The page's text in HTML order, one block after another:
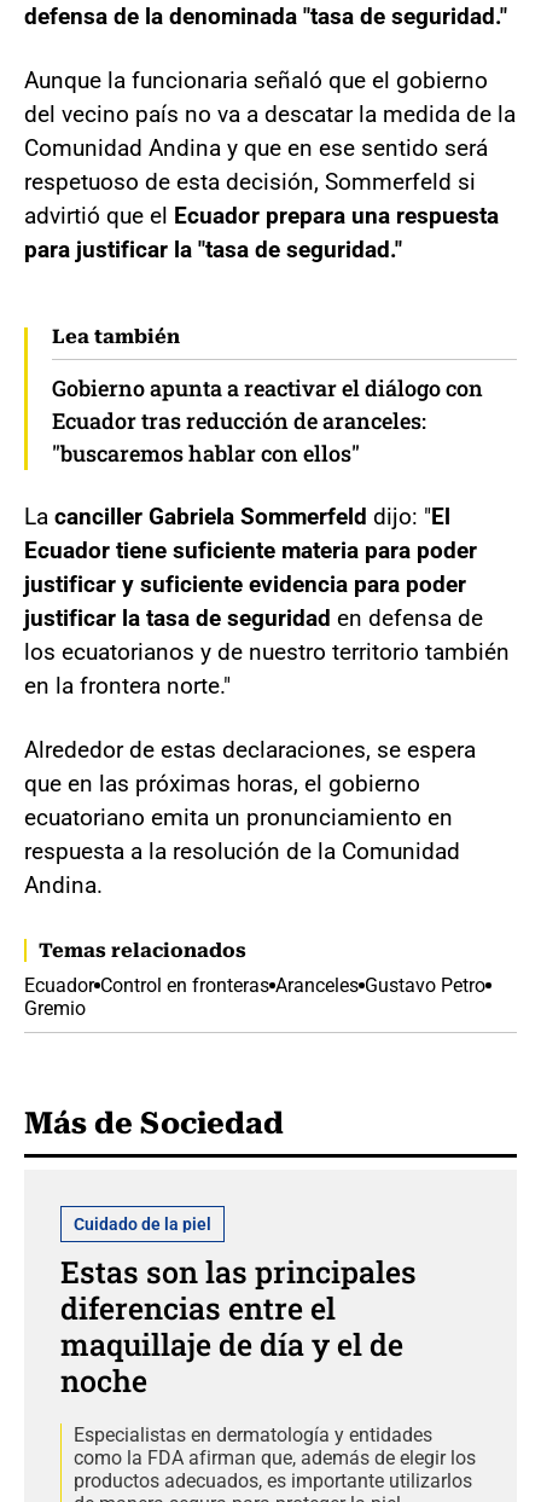
defensa de la denominada "tasa de seguridad."
Aunque la funcionaria señaló que el gobierno
del vecino país no va a descatar la medida de la
Comunidad Andina y que en ese sentido será
respetuoso de esta decisión, Sommerfeld si
advirtió que el Ecuador prepara una respuesta
para justificar la "tasa de seguridad."
Lea también
Gobierno apunta a reactivar el diálogo con
Ecuador tras reducción de aranceles:
"buscaremos hablar con ellos"
La canciller Gabriela Sommerfeld dijo: "El
Ecuador tiene suficiente materia para poder
justificar y suficiente evidencia para poder
justificar la tasa de seguridad en defensa de
los ecuatorianos y de nuestro territorio también
en la frontera norte."
Alrededor de estas declaraciones, se espera
que en las próximas horas, el gobierno
ecuatoriano emita un pronunciamiento en
respuesta a la resolución de la Comunidad
Andina.
Temas relacionados
Ecuador Control en fronteras Aranceles Gustavo Petro
Gremio
Más de Sociedad
Cuidado de la piel
Estas son las principales
diferencias entre el
maquillaje de día y el de
noche
Especialistas en dermatología y entidades
como la FDA afirman que, además de elegir los
productos adecuados, es importante utilizarlos